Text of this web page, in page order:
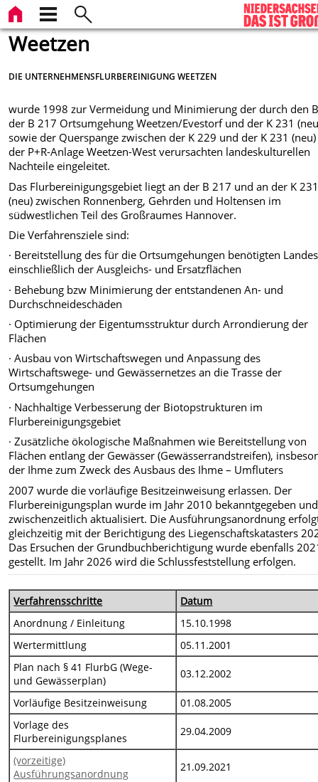
Weetzen
DIE UNTERNEHMENSFLURBEREINIGUNG WEETZEN
wurde 1998 zur Vermeidung und Minimierung der durch den
der B 217 Ortsumgehung Weetzen/Evestorf und der K 231
sowie der Querspange zwischen der K 229 und der K 231
der P+R-Anlage Weetzen-West verursachten landeskulturellen
Nachteile eingeleitet.
Das Flurbereinigungsgebiet liegt an der B 217 und an der K
(neu) zwischen Ronnenberg, Gehrden und Holtensen im
südwestlichen Teil des Großraumes Hannover.
Die Verfahrensziele sind:
· Bereitstellung des für die Ortsumgehungen benötigten Landes
einschließlich der Ausgleichs- und Ersatzflächen
· Behebung bzw Minimierung der entstandenen An- und
Durchschneideschäden
· Optimierung der Eigentumsstruktur durch Arrondierung der
Flächen
· Ausbau von Wirtschaftswegen und Anpassung des
Wirtschaftswege- und Gewässernetzes an die Trasse der
Ortsumgehungen
· Nachhaltige Verbesserung der Biotopstrukturen im
Flurbereinigungsgebiet
· Zusätzliche ökologische Maßnahmen wie Bereitstellung von
Flächen entlang der Gewässer (Gewässerrandstreifen),
der Ihme zum Zweck des Ausbaus des Ihme – Umfluters
2007 wurde die vorläufige Besitzeinweisung erlassen. Der
Flurbereinigungsplan wurde im Jahr 2010 bekanntgegeben und
zwischenzeitlich aktualisiert. Die Ausführungsanordnung
gleichzeitig mit der Berichtigung des Liegenschaftskatasters
Das Ersuchen der Grundbuchberichtigung wurde ebenfalls
gestellt. Im Jahr 2026 wird die Schlussfeststellung erfolgen.
Verfahrensschritte
Datum
Anordnung / Einleitung
15.10.1998
Wertermittlung
05.11.2001
Plan nach § 41 FlurbG (Wege-
und Gewässerplan)
03.12.2002
Vorläufige Besitzeinweisung
01.08.2005
Vorlage des
Flurbereinigungsplanes
29.04.2009
(vorzeitige)
Ausführungsanordnung
21.09.2021